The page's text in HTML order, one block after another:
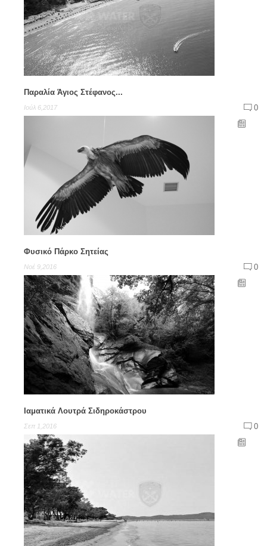
Παραλία Άγιος Στέφανος...
Ιούλ 6,2017 0
Φυσικό Πάρκο Σητείας
Νοέ 9,2016 0
Ιαματικά Λουτρά Σιδηροκάστρου
Σεπ 1,2016 0